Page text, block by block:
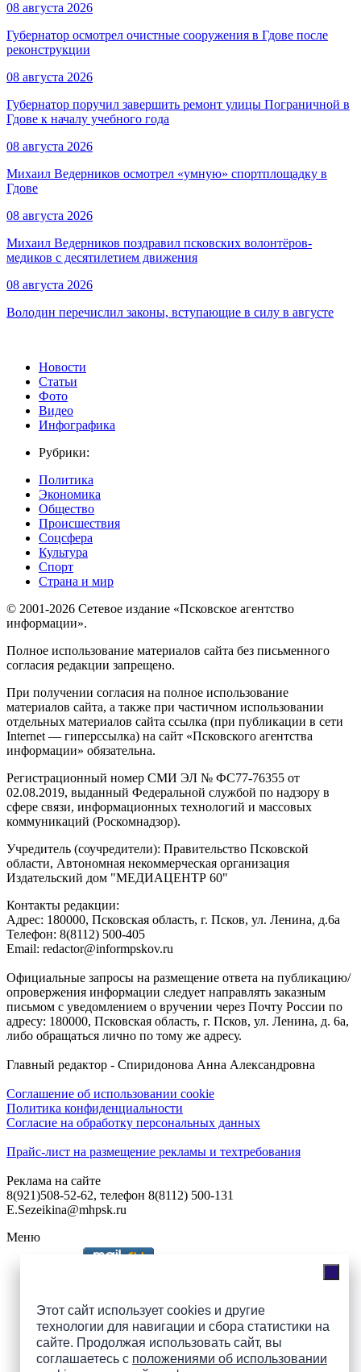
Этот сайт использует cookies и другие
технологии для навигации и сбора статистики на
сайте. Продолжая использовать сайт, вы
соглашаетесь с положениями об использовании
08 августа 2026
Губернатор осмотрел очистные сооружения в Гдове после
реконструкции
08 августа 2026
Губернатор поручил завершить ремонт улицы Пограничной в
Гдове к началу учебного года
08 августа 2026
Михаил Ведерников осмотрел «умную» спортплощадку в
Гдове
08 августа 2026
Михаил Ведерников поздравил псковских волонтёров-
медиков с десятилетием движения
08 августа 2026
Володин перечислил законы, вступающие в силу в августе
Новости
Статьи
Фото
Видео
Инфографика
Рубрики:
Политика
Экономика
Общество
Происшествия
Соцсфера
Культура
Спорт
Страна и мир
© 2001-2026 Сетевое издание «Псковское агентство
информации».
Полное использование материалов сайта без письменного
согласия редакции запрещено.
При получении согласия на полное использование
материалов сайта, а также при частичном использовании
отдельных материалов сайта ссылка (при публикации в сети
Internet — гиперссылка) на сайт «Псковского агентства
информации» обязательна.
Регистрационный номер СМИ ЭЛ № ФС77-76355 от
02.08.2019, выданный Федеральной службой по надзору в
сфере связи, информационных технологий и массовых
коммуникаций (Роскомнадзор).
Учредитель (соучредители): Правительство Псковской
области, Автономная некоммерческая организация
Издательский дом "МЕДИАЦЕНТР 60"
Контакты редакции:
Адреc: 180000, Псковская область, г. Псков, ул. Ленина, д.6а
Телефон: 8(8112) 500-405
Email: redactor@informpskov.ru
Официальные запросы на размещение ответа на публикацию/
опровержения информации следует направлять заказным
письмом с уведомлением о вручении через Почту России по
адресу: 180000, Псковская область, г. Псков, ул. Ленина, д. 6а,
либо обращаться лично по тому же адресу.
Главный редактор - Спиридонова Анна Александровна
Соглашение об использовании cookie
Политика конфиденциальности
Согласие на обработку персональных данных
Прайс-лист на размещение рекламы и техтребования
Реклама на сайте
8(921)508-52-62, телефон 8(8112) 500-131
E.Sezeikina@mhpsk.ru
Меню
Подпишись на группы
ПАИ в соцсетях!